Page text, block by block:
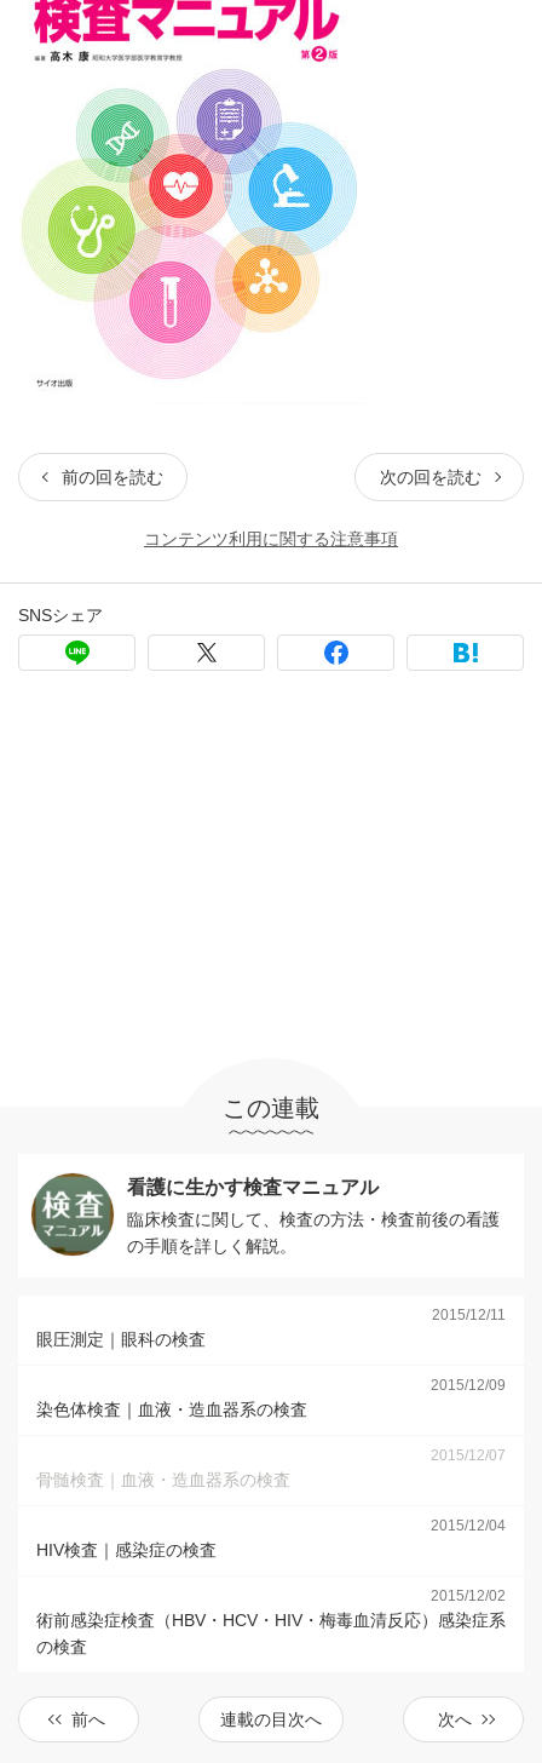
前の回を読む 次の回を読む
コンテンツ利用に関する注意事項
SNSシェア
この連載
看護に生かす検査マニュアル
臨床検査に関して、検査の方法・検査前後の看護
の手順を詳しく解説。
2015/12/11
眼圧測定｜眼科の検査
2015/12/09
染色体検査｜血液・造血器系の検査
2015/12/07
骨髄検査｜血液・造血器系の検査
2015/12/04
HIV検査｜感染症の検査
2015/12/02
術前感染症検査（HBV・HCV・HIV・梅毒血清反応）感染症系
の検査
前へ 連載の目次へ 次へ